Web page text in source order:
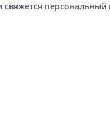
свяжется